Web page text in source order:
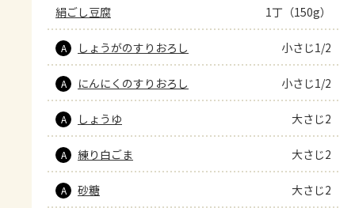
絹ごし豆腐 1丁（150g）
A しょうがのすりおろし 小さじ1/2
A にんにくのすりおろし 小さじ1/2
A しょうゆ 大さじ2
A 練り白ごま 大さじ2
A 砂糖 大さじ2